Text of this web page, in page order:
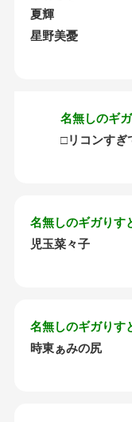
夏輝
星野美憂
名無しのギ
□リコンすぎ
名無しのギガりす
児玉菜々子
名無しのギガりす
時東ぁみの尻